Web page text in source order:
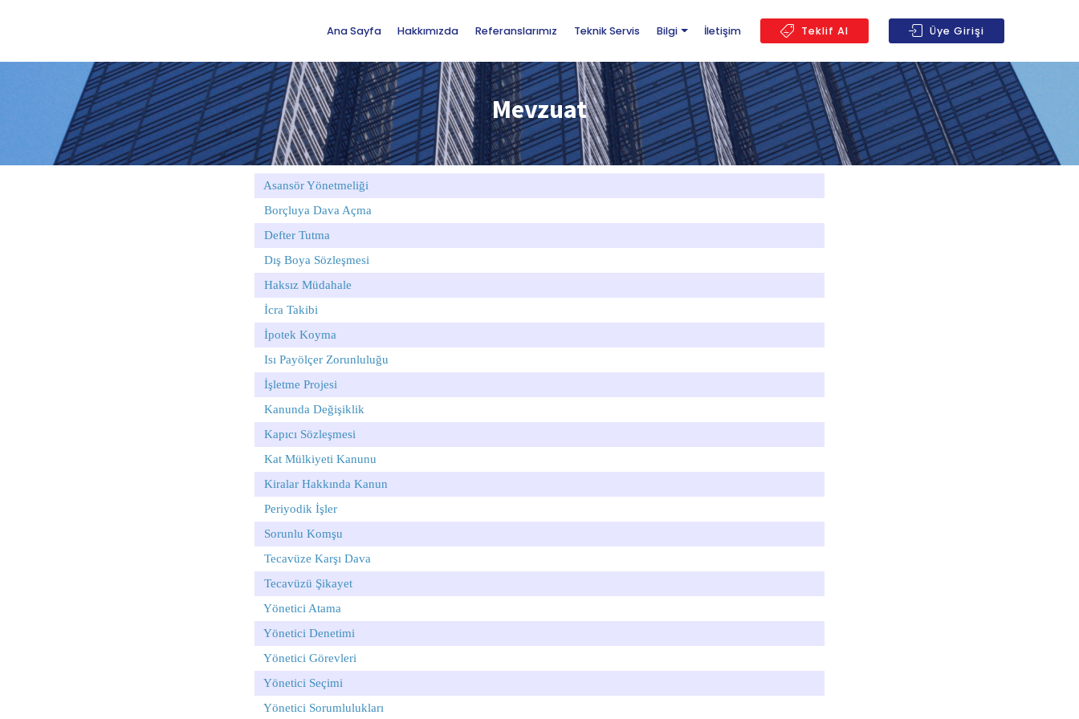
Ana Sayfa Hakkımızda Referanslarımız Teknik Servis Bilgi İletişim Teklif Al Üye Girişi
Mevzuat
Asansör Yönetmeliği
Borçluya Dava Açma
Defter Tutma
Dış Boya Sözleşmesi
Haksız Müdahale
İcra Takibi
İpotek Koyma
Isı Payölçer Zorunluluğu
İşletme Projesi
Kanunda Değişiklik
Kapıcı Sözleşmesi
Kat Mülkiyeti Kanunu
Kiralar Hakkında Kanun
Periyodik İşler
Sorunlu Komşu
Tecavüze Karşı Dava
Tecavüzü Şikayet
Yönetici Atama
Yönetici Denetimi
Yönetici Görevleri
Yönetici Seçimi
Yönetici Sorumlulukları